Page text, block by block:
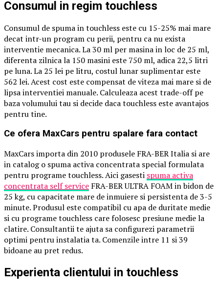
Consumul in regim touchless
Consumul de spuma in touchless este cu 15-25% mai mare
decat intr-un program cu perii, pentru ca nu exista
interventie mecanica. La 30 ml per masina in loc de 25 ml,
diferenta zilnica la 150 masini este 750 ml, adica 22,5 litri
pe luna. La 25 lei pe litru, costul lunar suplimentar este
562 lei. Acest cost este compensat de viteza mai mare si de
lipsa interventiei manuale. Calculeaza acest trade-off pe
baza volumului tau si decide daca touchless este avantajos
pentru tine.
Ce ofera MaxCars pentru spalare fara contact
MaxCars importa din 2010 produsele FRA-BER Italia si are
in catalog o spuma activa concentrata special formulata
pentru programe touchless. Aici gasesti spuma activa
concentrata self service FRA-BER ULTRA FOAM in bidon de
25 kg, cu capacitate mare de inmuiere si persistenta de 3-5
minute. Produsul este compatibil cu apa de duritate medie
si cu programe touchless care folosesc presiune medie la
clatire. Consultantii te ajuta sa configurezi parametrii
optimi pentru instalatia ta. Comenzile intre 11 si 39
bidoane au pret redus.
Experienta clientului in touchless